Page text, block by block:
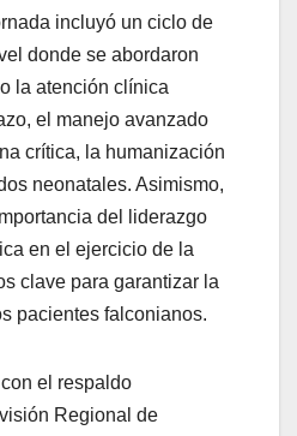
incluyó un ciclo de
donde se abordaron
la atención clínica
el manejo avanzado
crítica, la humanización
neonatales. Asimismo,
del liderazgo
en el ejercicio de la
clave para garantizar la
pacientes falconianos.
el respaldo
Regional de